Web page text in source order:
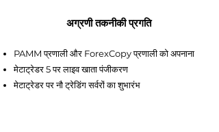
अग्रणी तकनीकी प्रगति
PAMM प्रणाली और ForexCopy प्रणाली को अपनाना
मेटाट्रेडर 5 पर लाइव खाता पंजीकरण
मेटाट्रेडर पर नौ ट्रेडिंग सर्वरों का शुभारंभ